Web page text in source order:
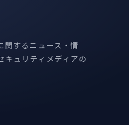
関するニュース・情
キュリティメディアの